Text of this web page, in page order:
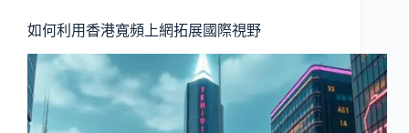
如何利用香港寬頻上網拓展國際視野